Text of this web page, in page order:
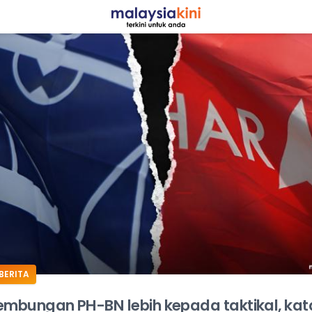
ADS
PH-BN lebih kepada taktikal,